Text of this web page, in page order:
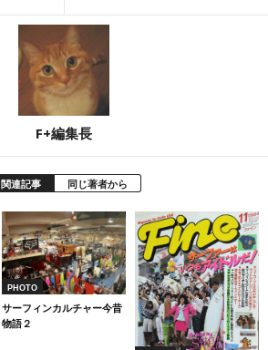
F+編集長
関連記事 同じ著者から
PHOTO
サーフィンカルチャー今昔
物語２